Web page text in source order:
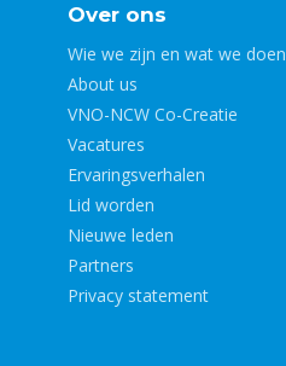
Over ons
Wie we zijn en wat we doen
About us
VNO-NCW Co-Creatie
Vacatures
Ervaringsverhalen
Lid worden
Nieuwe leden
Partners
Privacy statement